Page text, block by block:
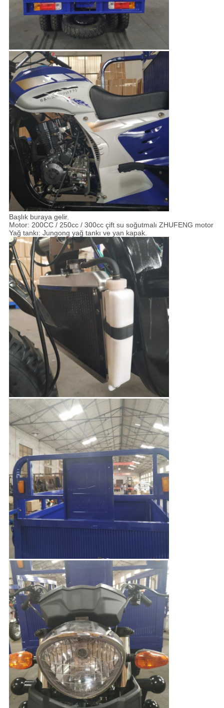
Başlık buraya gelir.
Motor: 200CC / 250cc / 300cc çift su soğutmalı ZHUFENG motor
Yağ tankı: Jungong yağ tankı ve yan kapak.